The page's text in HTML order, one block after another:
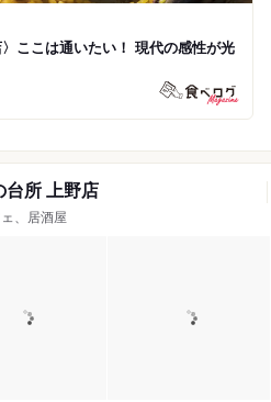
〉ここは通いたい！ 現代の感性が光
所 上野店
、居酒屋